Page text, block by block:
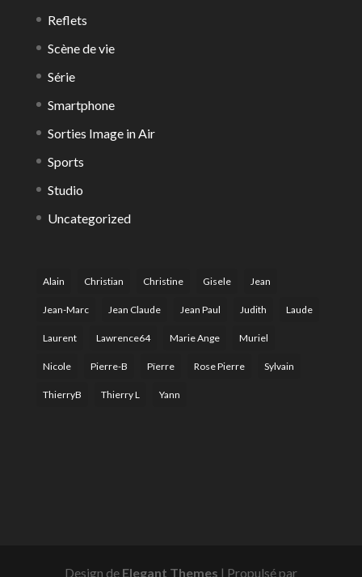
Reflets
Scène de vie
Série
Smartphone
Sorties Image in Air
Sports
Studio
Uncategorized
Alain Christian Christine Gisele Jean
Jean-Marc Jean Claude Jean Paul Judith Laude
Laurent Lawrence64 Marie Ange Muriel
Nicole Pierre-B Pïerre Rose Pierre Sylvain
ThierryB Thierry L Yann
Design de Elegant Themes | Propulsé par